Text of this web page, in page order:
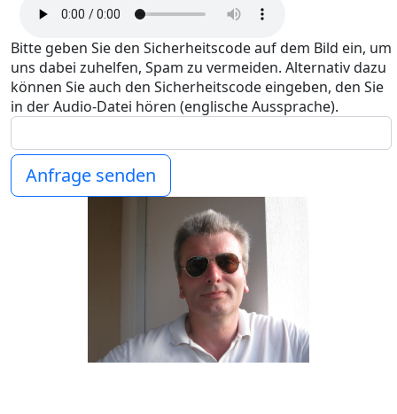
Bitte geben Sie den Sicherheitscode auf dem Bild ein, um
uns dabei zuhelfen, Spam zu vermeiden. Alternativ dazu
können Sie auch den Sicherheitscode eingeben, den Sie
in der Audio-Datei hören (englische Aussprache).
Anfrage senden